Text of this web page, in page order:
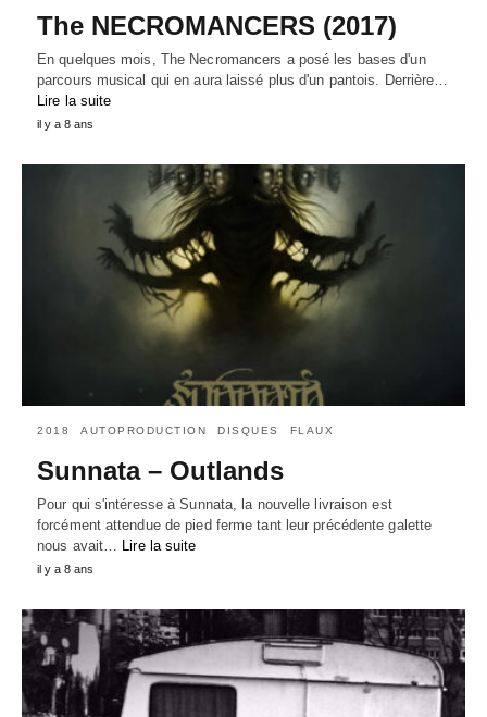
The NECROMANCERS (2017)
En quelques mois, The Necromancers a posé les bases d'un
parcours musical qui en aura laissé plus d'un pantois. Derrière…
Lire la suite
il y a 8 ans
2018 AUTOPRODUCTION DISQUES FLAUX
Sunnata – Outlands
Pour qui s'intéresse à Sunnata, la nouvelle livraison est
forcément attendue de pied ferme tant leur précédente galette
nous avait… Lire la suite
il y a 8 ans